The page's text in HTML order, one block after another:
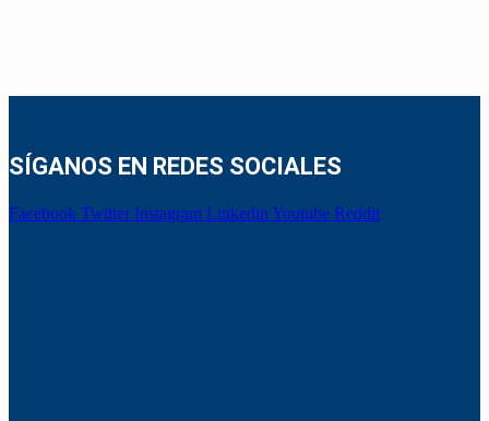
SÍGANOS EN REDES SOCIALES
Facebook Twitter Instagram Linkedin Youtube Reddit